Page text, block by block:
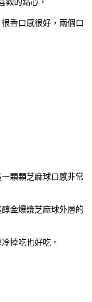
歡的點心，
香口感很好，兩個口
顆顆芝麻球口感非常
金爆漿芝麻球外層的
掉吃也好吃。